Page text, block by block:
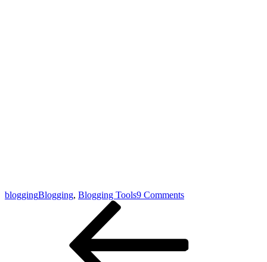
bloggingBlogging, Blogging Tools9 Commentson
High
Quality